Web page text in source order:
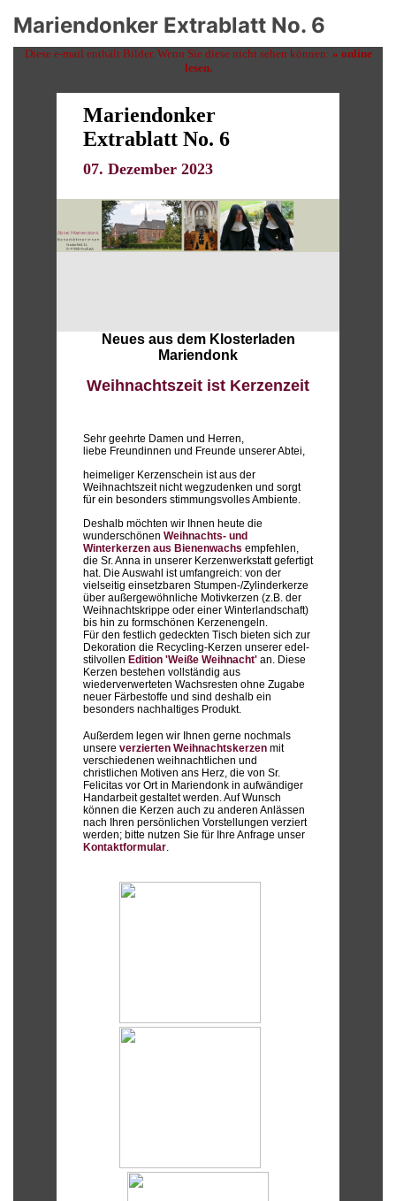
Mariendonker Extrablatt No. 6